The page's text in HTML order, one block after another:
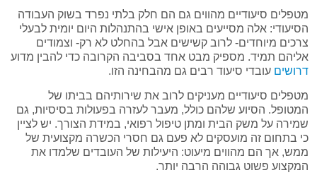
מטפלים סיעודיים מהווים גם הם חלק בלתי נפרד בשוק העבודה
הסיעודי: אלה מסייעים באופן אישי בהתנהלות היום יומית לבעלי
צרכים מיוחדים- לרוב קשישים אבל בהחלט לא רק- וצמודים
אליהם תמיד. מספיק מבט אחד בסביבה הקרובה כדי להבין מדוע
דרושים עובדי סיעוד רבים גם מהבחינה הזו.
מטפלים סיעודיים מעניקים לרוב את שירותיהם בביתו של
המטופל. הסיוע שלהם כולל, מעבר לעזרה בפעולות בסיסיות, גם
שמירה על משק הבית ומתן טיפול רפואי, במידת הצורך. יש לציין
כי בתחום זה מועסקים לא פעם גם חסרי הכשרה מקצועית של
ממש, אך הם מהווים מיעוט: היעילות של העובדים שלמדו את
המקצוע פשוט גבוהה הרבה יותר.